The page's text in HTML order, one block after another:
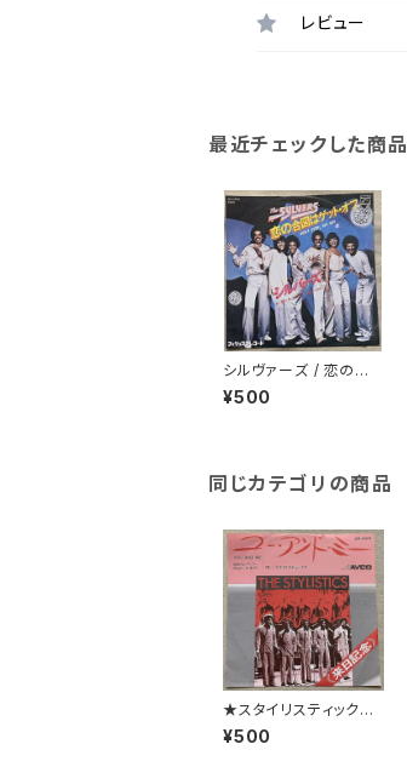
レビュー
最近チェックした商品
シルヴァーズ / 恋の合
図はゲット・オフ
¥500
同じカテゴリの商品
★スタイリスティックス
/ ユー・アンド・ミー
¥500